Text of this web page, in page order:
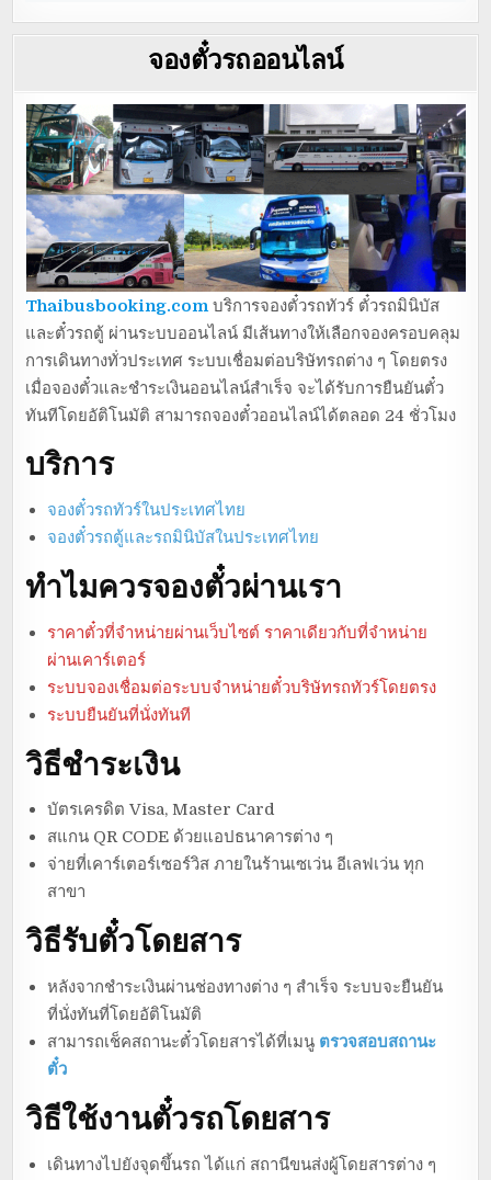
จองตั๋วรถออนไลน์
Thaibusbooking.com บริการจองตั๋วรถทัวร์ ตั๋วรถมินิบัส
และตั๋วรถตู้ ผ่านระบบออนไลน์ มีเส้นทางให้เลือกจองครอบคลุม
การเดินทางทั่วประเทศ ระบบเชื่อมต่อบริษัทรถต่าง ๆ โดยตรง
เมื่อจองตั๋วและชำระเงินออนไลน์สำเร็จ จะได้รับการยืนยันตั๋ว
ทันทีโดยอัติโนมัติ สามารถจองตั๋วออนไลน์ได้ตลอด 24 ชั่วโมง
บริการ
จองตั๋วรถทัวร์ในประเทศไทย
จองตั๋วรถตู้และรถมินิบัสในประเทศไทย
ทำไมควรจองตั๋วผ่านเรา
ราคาตั๋วที่จำหน่ายผ่านเว็บไซต์ ราคาเดียวกับที่จำหน่าย
ผ่านเคาร์เตอร์
ระบบจองเชื่อมต่อระบบจำหน่ายตั๋วบริษัทรถทัวร์โดยตรง
ระบบยืนยันที่นั่งทันที
วิธีชำระเงิน
บัตรเครดิต Visa, Master Card
สแกน QR CODE ด้วยแอปธนาคารต่าง ๆ
จ่ายที่เคาร์เตอร์เซอร์วิส ภายในร้านเซเว่น อีเลฟเว่น ทุก
สาขา
วิธีรับตั๋วโดยสาร
หลังจากชำระเงินผ่านช่องทางต่าง ๆ สำเร็จ ระบบจะยืนยัน
ที่นั่งทันที่โดยอัติโนมัติ
สามารถเช็คสถานะตั๋วโดยสารได้ที่เมนู ตรวจสอบสถานะ
ตั๋ว
วิธีใช้งานตั๋วรถโดยสาร
เดินทางไปยังจุดขึ้นรถ ได้แก่ สถานีขนส่งผู้โดยสารต่าง ๆ